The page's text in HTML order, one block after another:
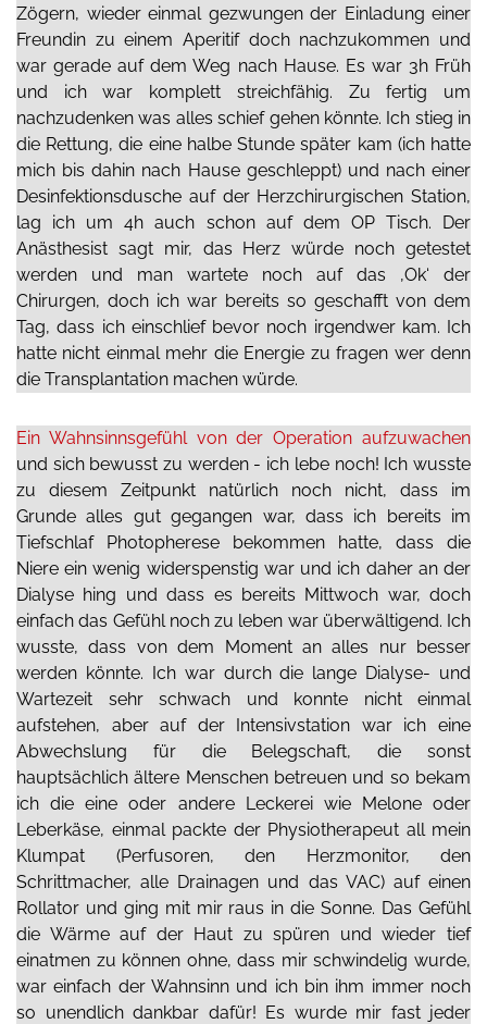
Zögern, wieder einmal gezwungen der Einladung einer
Freundin zu einem Aperitif doch nachzukommen und
war gerade auf dem Weg nach Hause. Es war 3h Früh
und ich war komplett streichfähig. Zu fertig um
nachzudenken was alles schief gehen könnte. Ich stieg in
die Rettung, die eine halbe Stunde später kam (ich hatte
mich bis dahin nach Hause geschleppt) und nach einer
Desinfektionsdusche auf der Herzchirurgischen Station,
lag ich um 4h auch schon auf dem OP Tisch. Der
Anästhesist sagt mir, das Herz würde noch getestet
werden und man wartete noch auf das ‚Ok‘ der
Chirurgen, doch ich war bereits so geschafft von dem
Tag, dass ich einschlief bevor noch irgendwer kam. Ich
hatte nicht einmal mehr die Energie zu fragen wer denn
die Transplantation machen würde.
Ein Wahnsinnsgefühl von der Operation aufzuwachen
und sich bewusst zu werden - ich lebe noch! Ich wusste
zu diesem Zeitpunkt natürlich noch nicht, dass im
Grunde alles gut gegangen war, dass ich bereits im
Tiefschlaf Photopherese bekommen hatte, dass die
Niere ein wenig widerspenstig war und ich daher an der
Dialyse hing und dass es bereits Mittwoch war, doch
einfach das Gefühl noch zu leben war überwältigend. Ich
wusste, dass von dem Moment an alles nur besser
werden könnte. Ich war durch die lange Dialyse- und
Wartezeit sehr schwach und konnte nicht einmal
aufstehen, aber auf der Intensivstation war ich eine
Abwechslung für die Belegschaft, die sonst
hauptsächlich ältere Menschen betreuen und so bekam
ich die eine oder andere Leckerei wie Melone oder
Leberkäse, einmal packte der Physiotherapeut all mein
Klumpat (Perfusoren, den Herzmonitor, den
Schrittmacher, alle Drainagen und das VAC) auf einen
Rollator und ging mit mir raus in die Sonne. Das Gefühl
die Wärme auf der Haut zu spüren und wieder tief
einatmen zu können ohne, dass mir schwindelig wurde,
war einfach der Wahnsinn und ich bin ihm immer noch
so unendlich dankbar dafür! Es wurde mir fast jeder